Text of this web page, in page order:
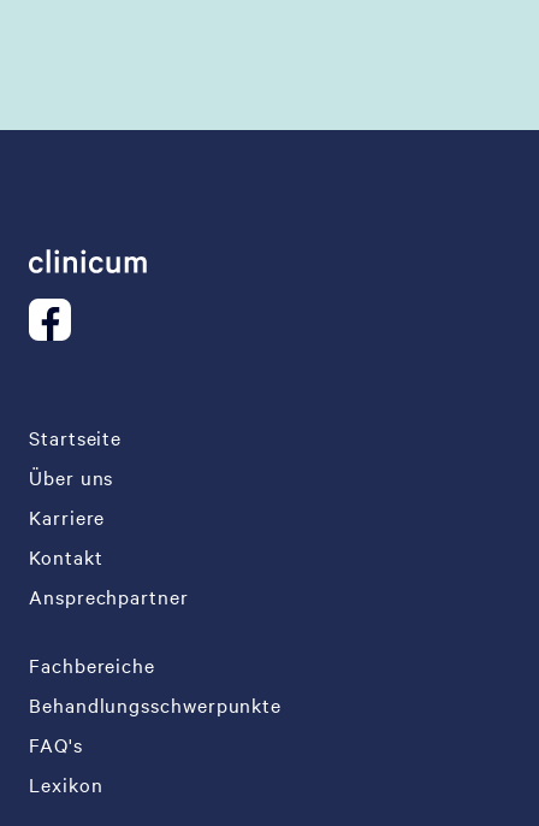
Startseite
Über uns
Karriere
Kontakt
Ansprechpartner
Fachbereiche
Behandlungsschwerpunkte
FAQ's
Lexikon